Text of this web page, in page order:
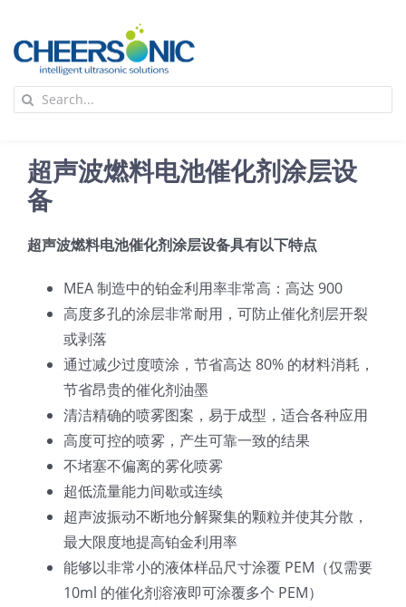
content
应用
超声波设备
技术及原理
氢能技术科普
光伏技术科普
锂电技术科普
半导体技术科普
新闻
联系我们
关于我们
Search
超声波燃料电池催化剂涂层设
备
超声波燃料电池催化剂涂层设备具有以下特点
MEA 制造中的铂金利用率非常高：高达 900
高度多孔的涂层非常耐用，可防止催化剂层开裂
或剥落
通过减少过度喷涂，节省高达 80% 的材料消耗，
节省昂贵的催化剂油墨
清洁精确的喷雾图案，易于成型，适合各种应用
高度可控的喷雾，产生可靠一致的结果
不堵塞不偏离的雾化喷雾
超低流量能力间歇或连续
超声波振动不断地分解聚集的颗粒并使其分散，
最大限度地提高铂金利用率
能够以非常小的液体样品尺寸涂覆 PEM（仅需要
10ml 的催化剂溶液即可涂覆多个 PEM）